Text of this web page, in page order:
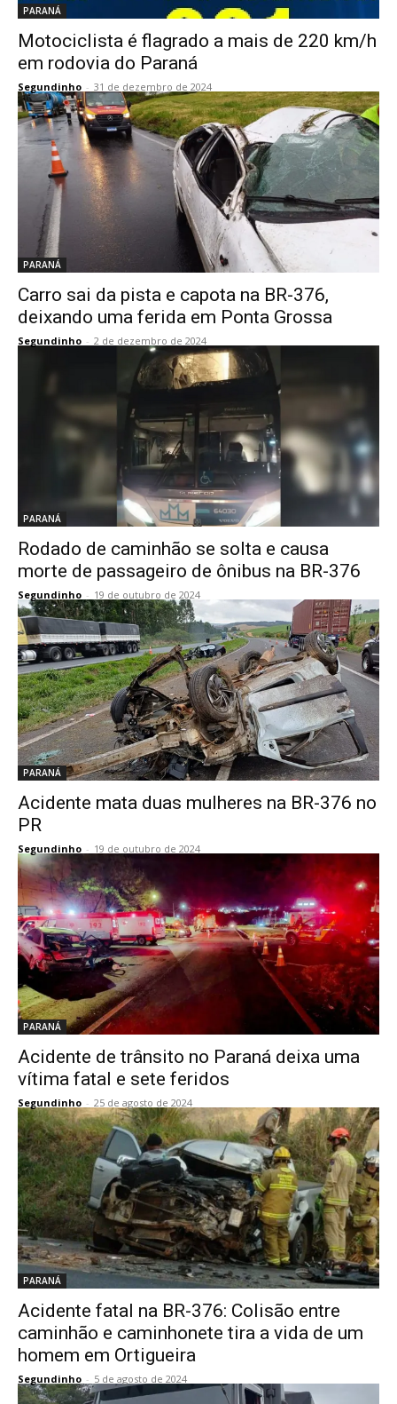
PARANÁ
Motociclista é flagrado a mais de 220 km/h
em rodovia do Paraná
Segundinho - 31 de dezembro de 2024
PARANÁ
Carro sai da pista e capota na BR-376,
deixando uma ferida em Ponta Grossa
Segundinho - 2 de dezembro de 2024
PARANÁ
Rodado de caminhão se solta e causa
morte de passageiro de ônibus na BR-376
Segundinho - 19 de outubro de 2024
PARANÁ
Acidente mata duas mulheres na BR-376 no
PR
Segundinho - 19 de outubro de 2024
PARANÁ
Acidente de trânsito no Paraná deixa uma
vítima fatal e sete feridos
Segundinho - 25 de agosto de 2024
PARANÁ
Acidente fatal na BR-376: Colisão entre
caminhão e caminhonete tira a vida de um
homem em Ortigueira
Segundinho - 5 de agosto de 2024